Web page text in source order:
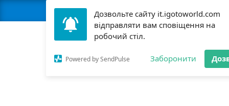
Дозвольте сайту it.igotoworld.com
відправляти вам сповіщення на
робочий стіл.
Powered by SendPulse Заборонити
Стать гидом
Италия